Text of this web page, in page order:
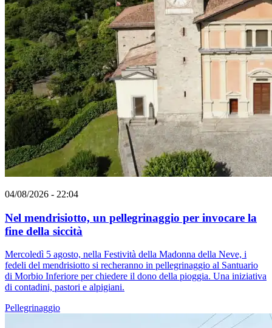
04/08/2026 - 22:04
Nel mendrisiotto, un pellegrinaggio per invocare la
fine della siccità
Mercoledì 5 agosto, nella Festività della Madonna della Neve, i
fedeli del mendrisiotto si recheranno in pellegrinaggio al Santuario
di Morbio Inferiore per chiedere il dono della pioggia. Una iniziativa
di contadini, pastori e alpigiani.
Pellegrinaggio